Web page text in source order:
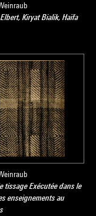
Kiryat Bialik, Haïfa
tissage Exécutée dans le
enseignements au